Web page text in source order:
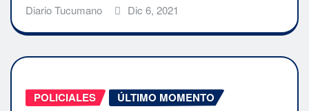
Diario Tucumano Dic 6, 2021
POLICIALES ÚLTIMO MOMENTO